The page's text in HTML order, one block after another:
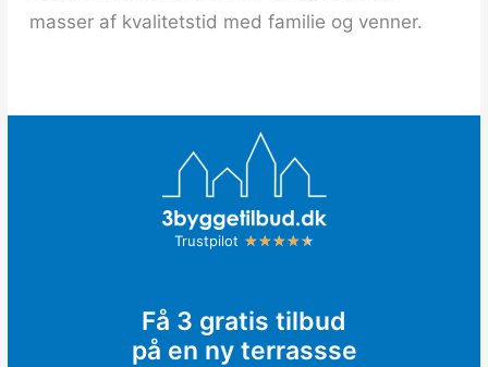
masser af kvalitetstid med familie og venner.
Trustpilot ★★★★★
of
5
Få 3 gratis tilbud
på en ny terrassse